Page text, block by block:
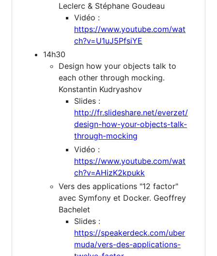
Leclerc & Stéphane Goudeau
Vidéo :
https://www.youtube.com/wat
ch?v=U1uJ5PfsiYE
14h30
Design how your objects talk to
each other through mocking.
Konstantin Kudryashov
Slides :
http://fr.slideshare.net/everzet/
design-how-your-objects-talk-
through-mocking
Vidéo :
https://www.youtube.com/wat
ch?v=AHizK2kpukk
Vers des applications "12 factor"
avec Symfony et Docker. Geoffrey
Bachelet
Slides :
https://speakerdeck.com/uber
muda/vers-des-applications-